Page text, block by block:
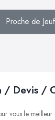
Proche de
/ Devis /
vous le